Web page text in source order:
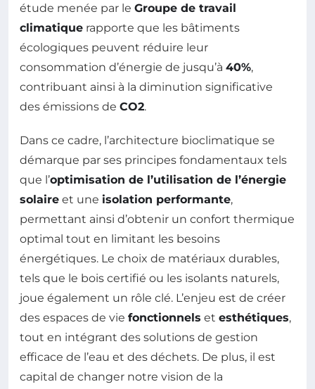
étude menée par le Groupe de travail
climatique rapporte que les bâtiments
écologiques peuvent réduire leur
consommation d’énergie de jusqu’à 40%,
contribuant ainsi à la diminution significative
des émissions de CO2.
Dans ce cadre, l’architecture bioclimatique se
démarque par ses principes fondamentaux tels
que l’optimisation de l’utilisation de l’énergie
solaire et une isolation performante,
permettant ainsi d’obtenir un confort thermique
optimal tout en limitant les besoins
énergétiques. Le choix de matériaux durables,
tels que le bois certifié ou les isolants naturels,
joue également un rôle clé. L’enjeu est de créer
des espaces de vie fonctionnels et esthétiques,
tout en intégrant des solutions de gestion
efficace de l’eau et des déchets. De plus, il est
capital de changer notre vision de la